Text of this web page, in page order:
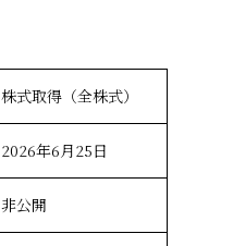
株式取得（全株式）
2026年6月25日
非公開